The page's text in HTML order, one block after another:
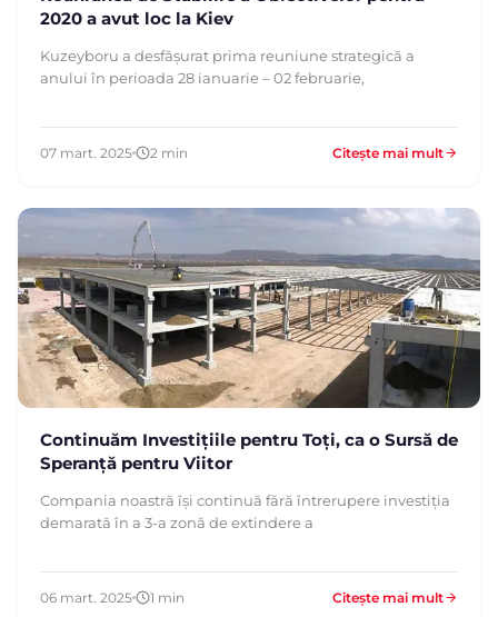
2020 a avut loc la Kiev
Kuzeyboru a desfășurat prima reuniune strategică a
anului în perioada 28 ianuarie – 02 februarie,
07 mart. 2025 2 min Citește mai mult
Continuăm Investițiile pentru Toți, ca o Sursă de
Speranță pentru Viitor
Compania noastră își continuă fără întrerupere investiția
demarată în a 3-a zonă de extindere a
06 mart. 2025 1 min Citește mai mult